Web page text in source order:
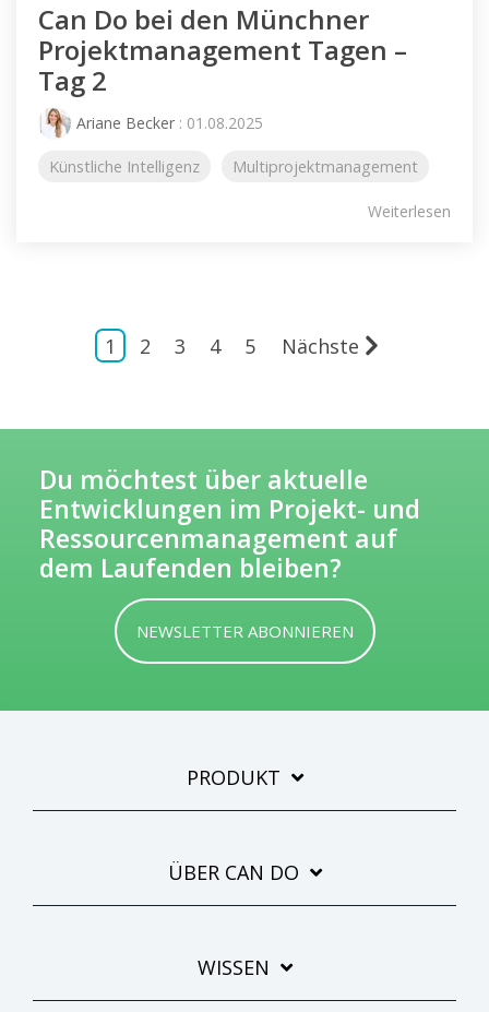
Can Do bei den Münchner
Projektmanagement Tagen –
Tag 2
Ariane Becker : 01.08.2025
Künstliche Intelligenz Multiprojektmanagement
Weiterlesen
1 2 3 4 5 Nächste
Du möchtest über aktuelle
Entwicklungen im Projekt- und
Ressourcenmanagement auf
dem Laufenden bleiben?
NEWSLETTER ABONNIEREN
Mit unserem Newsletter kannst du dich
Projekt- und Ressourcenmanagement
informieren. Wir bieten dir
PRODUKT
ÜBER CAN DO
WISSEN